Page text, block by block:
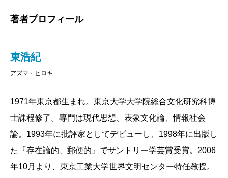
影した作中人物（東浩紀は作家のほしおさなえと
結婚し、娘がひとりいる）が離合集散する、思弁
的でプライベートな色合いの濃い小説になってい
る。
作中で示唆されているように、『ＱＦ』は村上春
ド』に宛てた、二一世紀からの返信でもある。春
樹作品はディック（世界の終り）とレイモンド・
チャンドラー（ハードボイルド・ワンダーラン
ド）のハイブリッド小説だが、本書の中にチャン
著者プロフィール
東浩紀
アズマ・ヒロキ
1971年東京都生まれ。東京大学大学院総合文化研究科博
士課程修了。専門は現代思想、表象文化論、情報社会
論。1993年に批評家としてデビューし、1998年に出版し
た『存在論的、郵便的』でサントリー学芸賞受賞。2006
年10月より、東京工業大学世界文明センター特任教授。